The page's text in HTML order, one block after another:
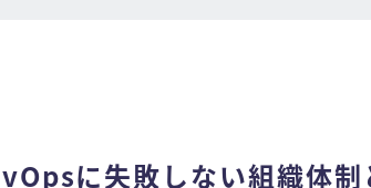
に失敗しない組織体制